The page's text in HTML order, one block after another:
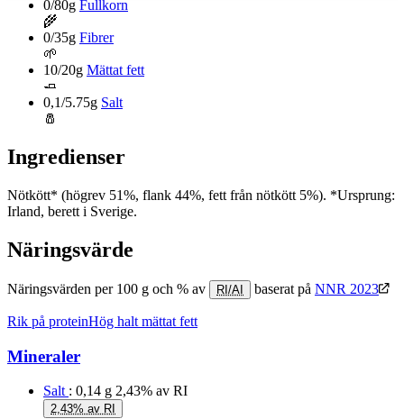
0/80g Fullkorn
🌾
0/35g Fibrer
🌱
10/20g Mättat fett
🧈
0,1/5.75g Salt
🧂
Ingredienser
Nötkött* (högrev 51%, flank 44%, fett från nötkött 5%). *Ursprung:
Irland, berett i Sverige.
Näringsvärde
Näringsvärden per 100 g och % av RI/AI baserat på NNR 2023
Rik på proteinHög halt mättat fett
Mineraler
Salt : 0,14 g 2,43% av RI
2,43% av RI